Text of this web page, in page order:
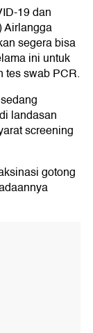
19 dan
Airlangga
segera bisa
ini untuk
tes swab PCR.
landasan
screening
gotong